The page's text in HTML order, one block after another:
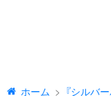
ホーム 『シルバ